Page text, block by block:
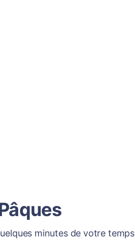
minutes de votre temps